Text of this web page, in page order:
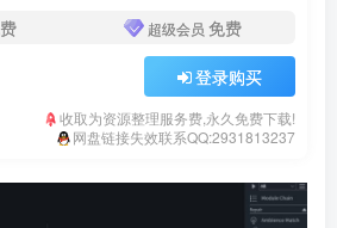
超级会员 免费
登录购买
收取为资源整理服务费,永久免费下载!
网盘链接失效联系QQ:2931813237